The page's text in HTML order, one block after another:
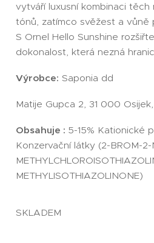
vytváří luxusní kombinaci
tónů, zatímco svěžest a vůně
S Ornel Hello Sunshine
dokonalost, která nezná
Výrobce: Saponia dd
Matije Gupca 2, 31 000
Obsahuje : 5-15% Kationické
Konzervační látky (2-BROM-2-
METHYLISOTHIAZOLINONE)
SKLADEM